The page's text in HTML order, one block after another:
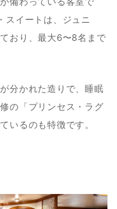
スイートは、ジュニ
おり、最大6〜8名まで
分かれた造りで、睡眠
の「プリンセス・ラグ
いるのも特徴です。